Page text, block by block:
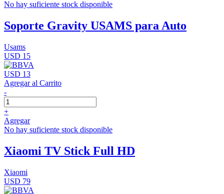
No hay suficiente stock disponible
Soporte Gravity USAMS para Auto
Usams
USD 15
USD 13
Agregar al Carrito
-
+
Agregar
No hay suficiente stock disponible
Xiaomi TV Stick Full HD
Xiaomi
USD 79